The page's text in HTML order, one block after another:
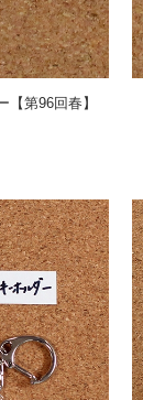
【第96回春】